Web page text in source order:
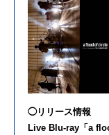
◯リリース情報
Live Blu-ray「a